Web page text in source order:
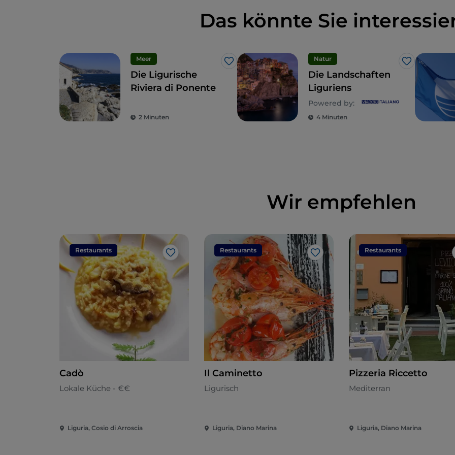
Das könnte Sie
Meer
Like
Die Ligurische
Riviera di Ponente
2 Minuten
Natur
Like
Die Landschaften
Liguriens
Powered by:
4 Minuten
Wir empfehlen
Restaurants
Like
Cadò
Lokale Küche - €€
Liguria, Cosio di Arroscia
Restaurants
Like
Il Caminetto
Ligurisch
Liguria, Diano Marina
Restaurants
Pizzeria Riccetto
Mediterran
Liguria, Diano Marina